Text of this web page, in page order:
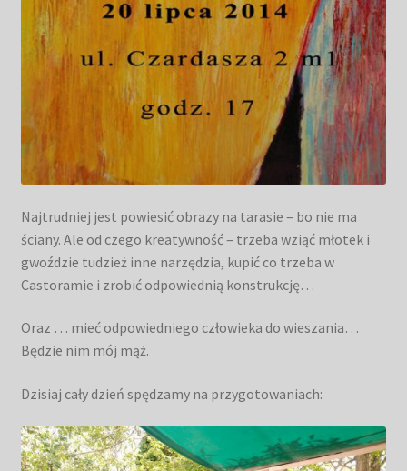
Najtrudniej jest powiesić obrazy na tarasie – bo nie ma
ściany. Ale od czego kreatywność – trzeba wziąć młotek i
gwoździe tudzież inne narzędzia, kupić co trzeba w
Castoramie i zrobić odpowiednią konstrukcję…
Oraz … mieć odpowiedniego człowieka do wieszania…
Będzie nim mój mąż.
Dzisiaj cały dzień spędzamy na przygotowaniach: